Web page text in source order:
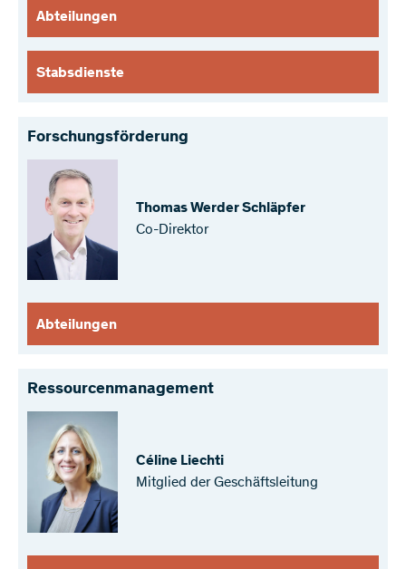
Abteilungen
Stabsdienste
Forschungsförderung
Thomas Werder Schläpfer
Co-Direktor
Abteilungen
Ressourcenmanagement
Céline Liechti
Mitglied der Geschäftsleitung